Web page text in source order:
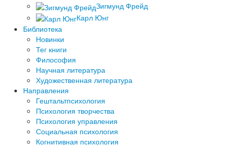
Зигмунд Фрейд
Карл Юнг
Библиотека
Новинки
Тег книги
Философия
Научная литература
Художественная литература
Направления
Гештальтпсихология
Психология творчества
Психология управления
Социальная психология
Когнитивная психология